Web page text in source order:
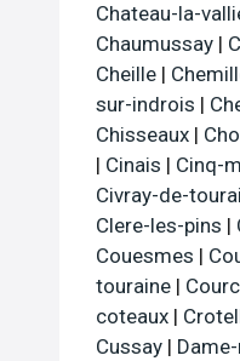
Chateau-la-
Chaumussay |
Cheille |
sur-indrois |
Chisseaux |
| Cinais | Cinq-
Civray-de-
Clere-les-pins |
Couesmes |
touraine |
coteaux |
Cussay |